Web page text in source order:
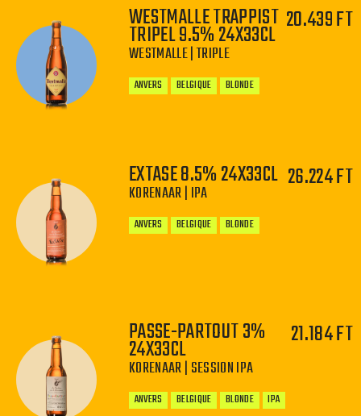
− +
WESTMALLE TRAPPIST
TRIPEL 9.5% 24X33CL
WESTMALLE | TRIPLE
20.439 FT
ANVERS BELGIQUE BLONDE
−
EXTASE 8.5% 24X33CL
KORENAAR | IPA
26.224 FT
ANVERS BELGIQUE BLONDE
− +
PASSE-PARTOUT 3%
24X33CL
KORENAAR | SESSION IPA
21.184 FT
ANVERS BELGIQUE BLONDE IPA